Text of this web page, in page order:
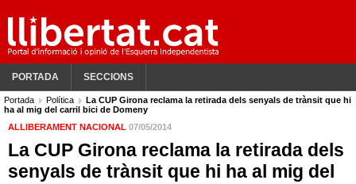
PORTADA SECCIONS
Portada Política
La CUP Girona reclama la retirada dels senyals de trànsit que hi
ha al mig del carril bici de Domeny
ALLIBERAMENT NACIONAL 07/05/2014
La CUP Girona reclama la retirada dels
senyals de trànsit que hi ha al mig del